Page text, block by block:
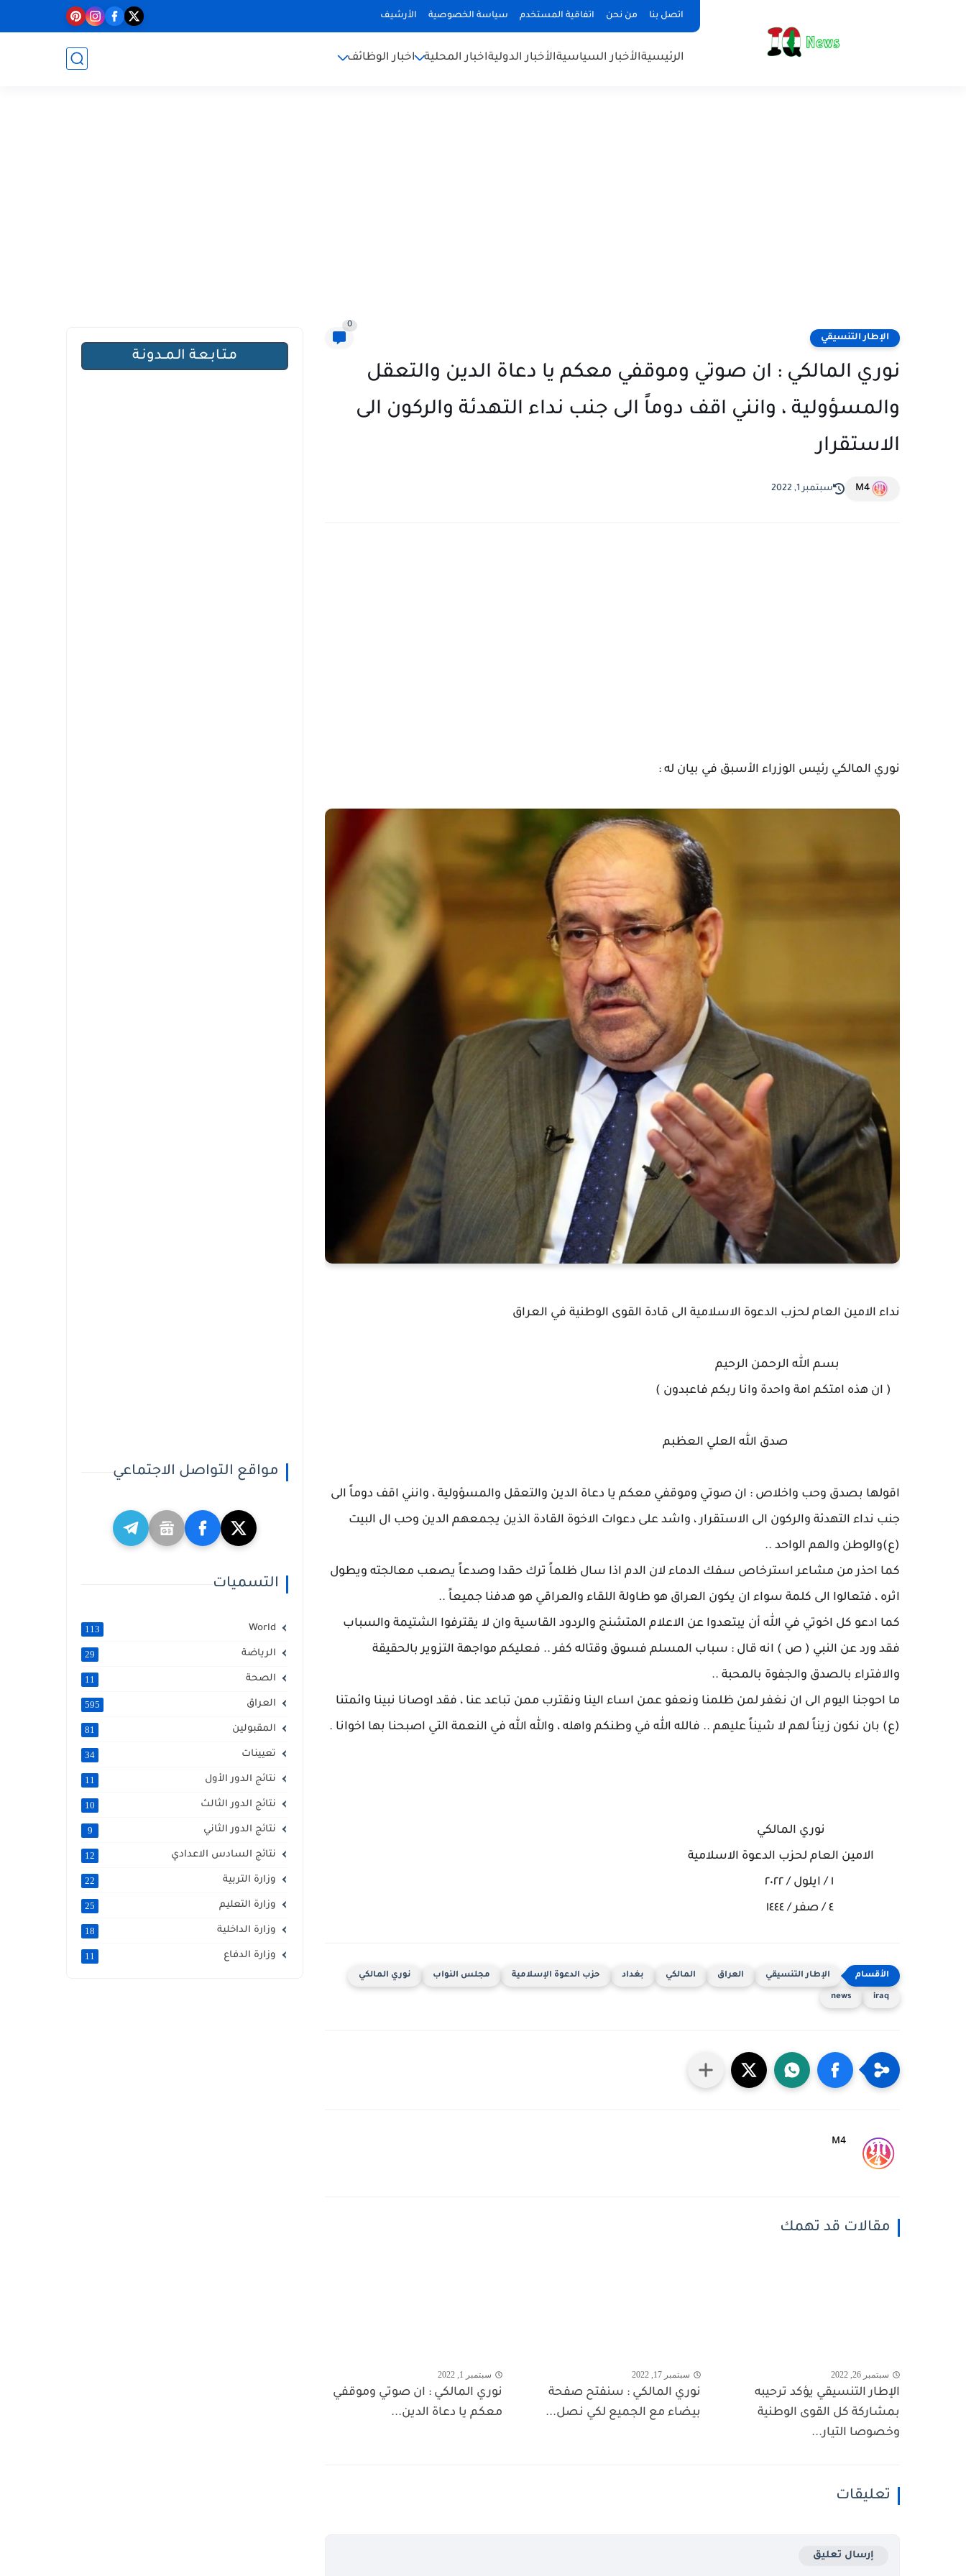
اتصل بنا من نحن اتفاقية المستخدم سياسة الخصوصية الأرشيف
الرئيسيةالأخبار السياسيةالأخبار الدوليةاخبار المحلية اخبار الوظائف
الإطار التنسيقي
0
نوري المالكي : ان صوتي وموقفي معكم يا دعاة الدين والتعقل
والمسؤولية ، وانني اقف دوماً الى جنب نداء التهدئة والركون الى
الاستقرار
M4 سبتمبر 1, 2022
نوري المالكي رئيس الوزراء الأسبق في بيان له :
نداء الامين العام لحزب الدعوة الاسلامية الى قادة القوى الوطنية في العراق
بسم الله الرحمن الرحيم
( ان هذه امتكم امة واحدة وانا ربكم فاعبدون )
صدق الله العلي العظبم
اقولها بصدق وحب واخلاص : ان صوتي وموقفي معكم يا دعاة الدين والتعقل والمسؤولية ، وانني اقف دوماً الى
جنب نداء التهدئة والركون الى الاستقرار ، واشد على دعوات الاخوة القادة الذين يجمعهم الدين وحب ال البيت
(ع)والوطن والهم الواحد ..
كما احذر من مشاعر استرخاص سفك الدماء لان الدم اذا سال ظلماً ترك حقدا وصدعاً يصعب معالجته ويطول
اثره ، فتعالوا الى كلمة سواء ان يكون العراق هو طاولة اللقاء والعراقي هو هدفنا جميعاً ..
كما ادعو كل اخوتي في الله أن يبتعدوا عن الاعلام المتشنج والردود القاسية وان لا يقترفوا الشتيمة والسباب
فقد ورد عن النبي ( ص ) انه قال : سباب المسلم فسوق وقتاله كفر .. فعليكم مواجهة التزوير بالحقيقة
والافتراء بالصدق والجفوة بالمحبة ..
ما احوجنا اليوم الى ان نغفر لمن ظلمنا ونعفو عمن اساء الينا ونقترب ممن تباعد عنا ، فقد اوصانا نبينا وائمتنا
(ع) بان نكون زيناً لهم لا شيناً عليهم .. فالله الله في وطنكم واهله ، والله الله في النعمة التي اصبحنا بها اخوانا .
نوري المالكي
الامين العام لحزب الدعوة الاسلامية
الإطار التنسيقي العراق المالكي بغداد حزب الدعوة الإسلامية مجلس النواب نوري المالكي
iraq
news
M4
مقالات قد تهمك
سبتمبر 26, 2022
الإطار التنسيقي يؤكد ترحيبه
بمشاركة كل القوى الوطنية
وخصوصا التيار...
سبتمبر 17, 2022
نوري المالكي : سنفتح صفحة
بيضاء مع الجميع لكي نصل...
سبتمبر 1, 2022
نوري المالكي : ان صوتي وموقفي
معكم يا دعاة الدين...
تعليقات
إرسال تعليق
مـتـابـعـة الـمــدونـة
مواقع التواصل الاجتماعي
التسميات
World
113
الرياضة 29
الصحة 11
العراق 595
المقبولين 81
تعيينات 34
نتائج الدور الأول 11
نتائج الدور الثالث 10
نتائج الدور الثاني 9
نتائج السادس الاعدادي 12
وزارة التربية 22
وزارة التعليم 25
وزارة الداخلية 18
وزارة الدفاع 11